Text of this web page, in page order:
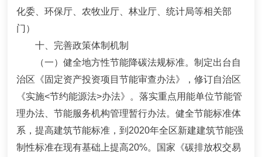
化委、环保厅、农牧业厅、林业厅、统计局等相关部
门 ）
十、完善政策体制机制
（一）健全地方性节能降碳法规标准。制定出台自
治区《固定资产投资项目节能审查办法》，修订自治区
《实施<节约能源法>办法》。落实重点用能单位节能管
理办法、节能服务机构管理暂行办法。健全节能标准体
系，提高建筑节能标准，到 2020年全区新建建筑节能强
制性标准在现有基础上提高20%。国家《碳排放权交易